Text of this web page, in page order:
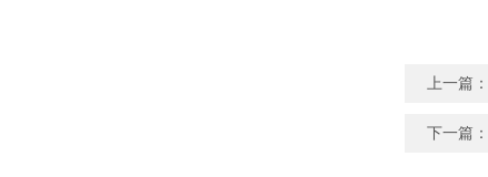
上一篇：
下一篇：